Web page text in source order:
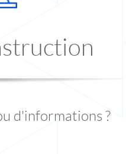
d'informations ?